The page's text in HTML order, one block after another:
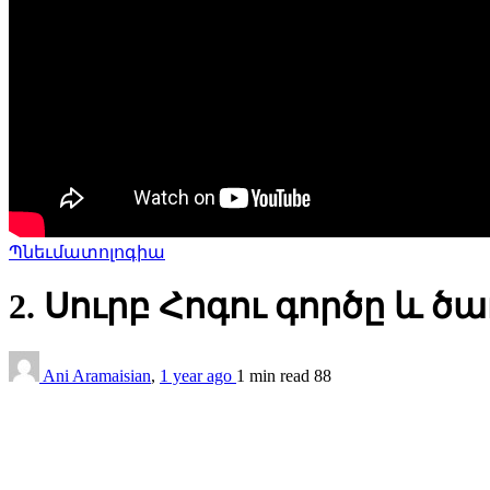
Պնեւմատոլոգիա
2. Սուրբ Հոգու գործը և
Ani Aramaisian, 1 year ago 1 min read 88